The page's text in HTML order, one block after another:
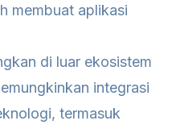
membuat aplikasi
di luar ekosistem
integrasi
termasuk